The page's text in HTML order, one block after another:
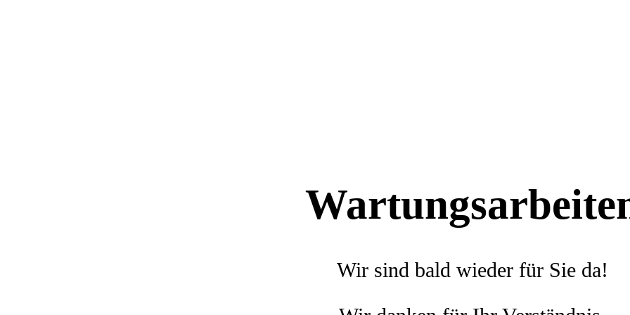
Wir sind bald wieder für Sie da!